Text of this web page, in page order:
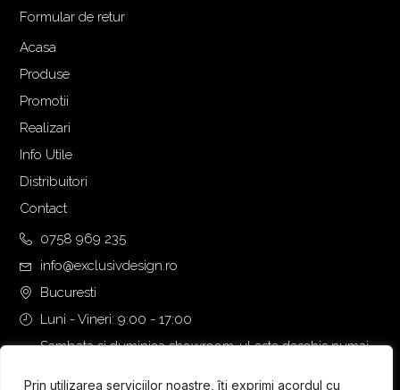
Prin utilizarea serviciilor noastre, îți exprimi acordul cu
Formular de retur
Acasa
Produse
Promotii
Realizari
Info Utile
Distribuitori
Contact
0758 969 235
info@exclusivdesign.ro
Bucuresti
Luni - Vineri: 9:00 - 17:00
Sambata si duminica showroom-ul este deschis numai